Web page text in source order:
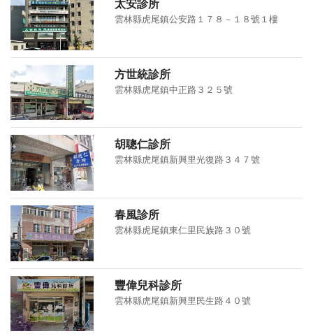
太安診所
雲林縣虎尾鎮公安路１７８－１８號１樓
方世統診所
雲林縣虎尾鎮中正路３２５號
胡聰仁診所
雲林縣虎尾鎮新興里光復路３４７號
春風診所
雲林縣虎尾鎮東仁里民族路３０號
豐偉兒科診所
雲林縣虎尾鎮新興里民生路４０號